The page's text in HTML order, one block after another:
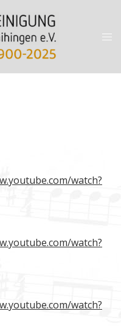
watch?
watch?
watch?